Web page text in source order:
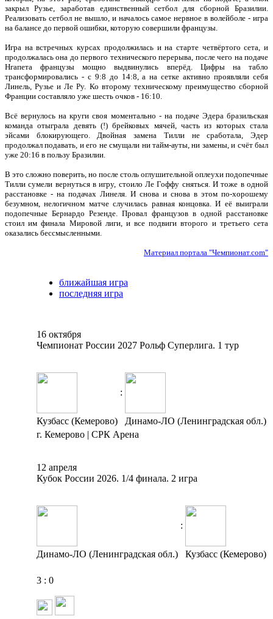
закрыл Рузье, заработав единственный сетбол для сборной Бразилии.
Реализовать сетбол не вышло, и началось самое нервное в волейболе - игра
на балансе до первой ошибки, которую совершили французы.
Игра на встречных курсах продолжилась и на старте четвёртого сета, и
продолжалась она до первого технического перерыва, после чего на подаче
Нгапета французы мощно выдвинулись вперёд. Цифры на табло
трансформировались - с 9:8 до 14:8, а на сетке активно проявляли себя
Линель, Рузье и Ле Ру. Ко второму техническому преимущество сборной
Франции составляло уже шесть очков - 16:10.
Всё вернулось на круги своя моментально - на подаче Эдера бразильская
команда отыграла девять (!) брейковых мячей, часть из которых стала
эйсами блокирующего. Двойная замена Тилли не сработала, Эдер
продолжал подавать, и его не смущали ни тайм-ауты, ни замены, и счёт был
уже 20:16 в пользу Бразилии.
В это сложно поверить, но после столь оглушительной оплеухи подопечные
Тилли сумели вернуться в игру, стоило Ле Гоффу сняться. И тоже в одной
расстановке - на подачах Линеля. И снова и снова в этом по-хорошему
безумном, нелогичном матче случилась равная концовка. И её выиграли
подопечные Бернардо Резенде. Провал французов в одной расстановке
стоил им финала Мировой лиги, и все подвиги второго и третьего сета
оказались бессмысленными.
Материал портала "Чемпионат.com"
ближайшая игра
последняя игра
16 октября
Чемпионат России 2027 Рольф Суперлига. 1 тур
:
Кузбасс (Кемерово)
Динамо-ЛО (Ленинградская обл.)
г. Кемерово | СРК Арена
12 апреля
Кубок России 2026. 1/4 финала. 2 игра
:
Динамо-ЛО (Ленинградская обл.) Кузбасс (Кемерово)
3 : 0